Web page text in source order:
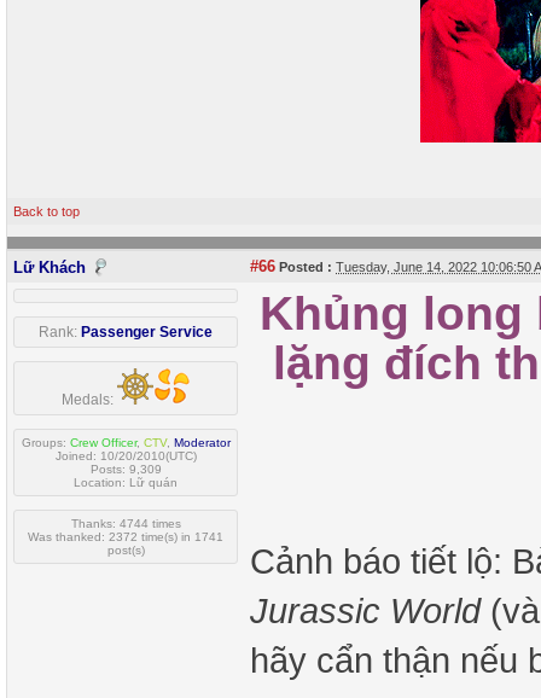
Back to top
Lữ Khách #66 Posted : Tuesday, June 14, 2022 10:06:50
Rank: Passenger Service
Medals:
Groups: Crew Officer, CTV, Moderator
Joined: 10/20/2010(UTC)
Posts: 9,309
Location: Lữ quán
Thanks: 4744 times
Was thanked: 2372 time(s) in 1741
post(s)
Khủng long
lặng đích
Cảnh báo tiết lộ:
Jurassic World
hãy cẩn thận nếu